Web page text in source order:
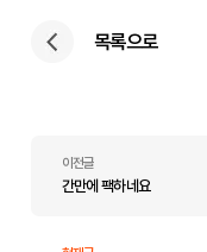
목록으로
이전글
간만에 팩하네요